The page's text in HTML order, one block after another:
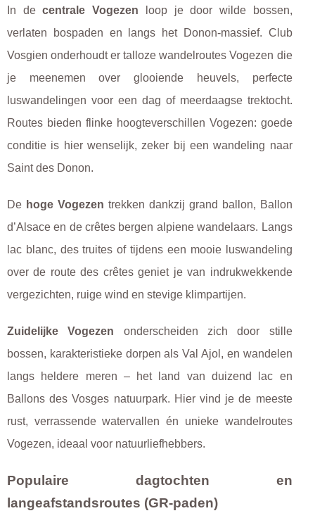
In decentrale Vogezen loop je door wilde bossen,
verlaten bospaden en langs het Donon-massief. Club
Vosgien onderhoudt er talloze wandelroutes Vogezen die
je meenemen over glooiende heuvels, perfecte
luswandelingen voor een dag of meerdaagse trektocht.
Routes bieden flinke hoogteverschillen Vogezen: goede
conditie is hier wenselijk, zeker bij een wandeling naar
Saint des Donon.
De hoge Vogezen trekken dankzij grand ballon, Ballon
d’Alsace en de crêtes bergen alpiene wandelaars. Langs
lac blanc, des truites of tijdens een mooie luswandeling
over de route des crêtes geniet je van indrukwekkende
vergezichten, ruige wind en stevige klimpartijen.
Zuidelijke Vogezen onderscheiden zich door stille
bossen, karakteristieke dorpen als Val Ajol, en wandelen
langs heldere meren – het land van duizend lac en
Ballons des Vosges natuurpark. Hier vind je de meeste
rust, verrassende watervallen én unieke wandelroutes
Vogezen, ideaal voor natuurliefhebbers.
Populaire dagtochten en
langeafstandsroutes (GR-paden)